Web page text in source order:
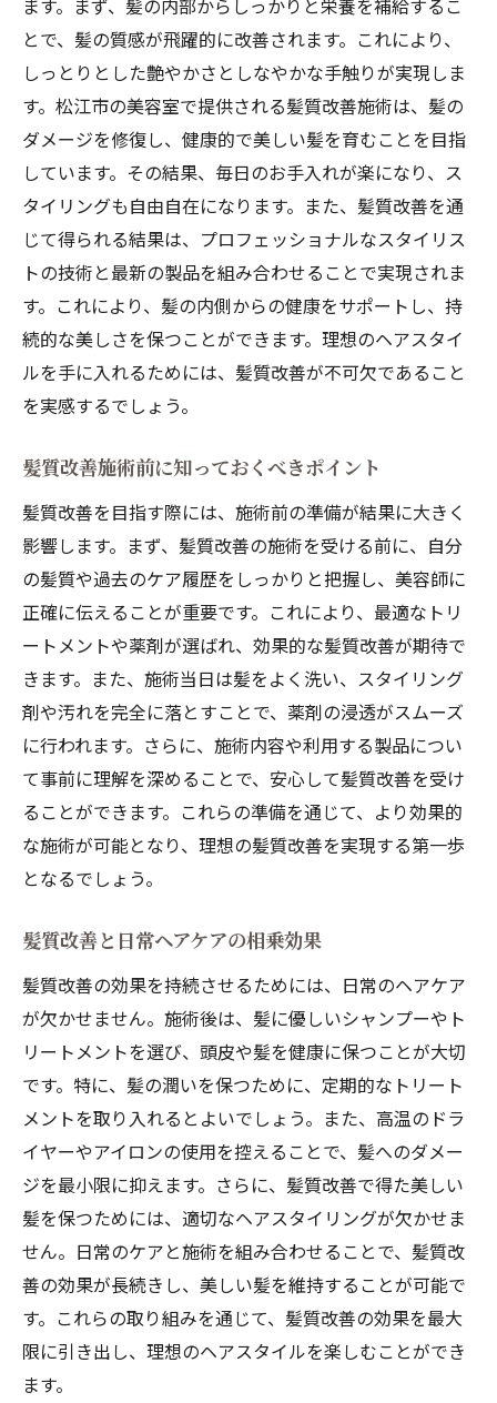
ます。まず、髪の内部からしっかりと栄養を補給するこ
とで、髪の質感が飛躍的に改善されます。これにより、
しっとりとした艶やかさとしなやかな手触りが実現しま
す。松江市の美容室で提供される髪質改善施術は、髪の
ダメージを修復し、健康的で美しい髪を育むことを目指
しています。その結果、毎日のお手入れが楽になり、ス
タイリングも自由自在になります。また、髪質改善を通
じて得られる結果は、プロフェッショナルなスタイリス
トの技術と最新の製品を組み合わせることで実現されま
す。これにより、髪の内側からの健康をサポートし、持
続的な美しさを保つことができます。理想のヘアスタイ
ルを手に入れるためには、髪質改善が不可欠であること
を実感するでしょう。
髪質改善施術前に知っておくべきポイント
髪質改善を目指す際には、施術前の準備が結果に大きく
影響します。まず、髪質改善の施術を受ける前に、自分
の髪質や過去のケア履歴をしっかりと把握し、美容師に
正確に伝えることが重要です。これにより、最適なトリ
ートメントや薬剤が選ばれ、効果的な髪質改善が期待で
きます。また、施術当日は髪をよく洗い、スタイリング
剤や汚れを完全に落とすことで、薬剤の浸透がスムーズ
に行われます。さらに、施術内容や利用する製品につい
て事前に理解を深めることで、安心して髪質改善を受け
ることができます。これらの準備を通じて、より効果的
な施術が可能となり、理想の髪質改善を実現する第一歩
となるでしょう。
髪質改善と日常ヘアケアの相乗効果
髪質改善の効果を持続させるためには、日常のヘアケア
が欠かせません。施術後は、髪に優しいシャンプーやト
リートメントを選び、頭皮や髪を健康に保つことが大切
です。特に、髪の潤いを保つために、定期的なトリート
メントを取り入れるとよいでしょう。また、高温のドラ
イヤーやアイロンの使用を控えることで、髪へのダメー
ジを最小限に抑えます。さらに、髪質改善で得た美しい
髪を保つためには、適切なヘアスタイリングが欠かせま
せん。日常のケアと施術を組み合わせることで、髪質改
善の効果が長続きし、美しい髪を維持することが可能で
す。これらの取り組みを通じて、髪質改善の効果を最大
限に引き出し、理想のヘアスタイルを楽しむことができ
ます。